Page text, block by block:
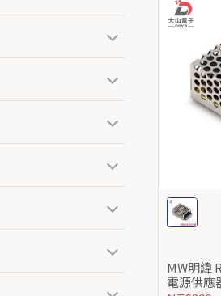
MW明緯 RS-15-12 機殼型交換式